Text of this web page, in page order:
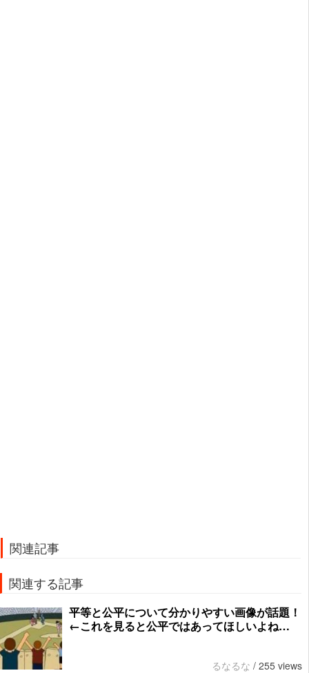
関連記事
関連する記事
平等と公平について分かりやすい画像が話題！
←これを見ると公平ではあってほしいよね…
るなるな / 255 views